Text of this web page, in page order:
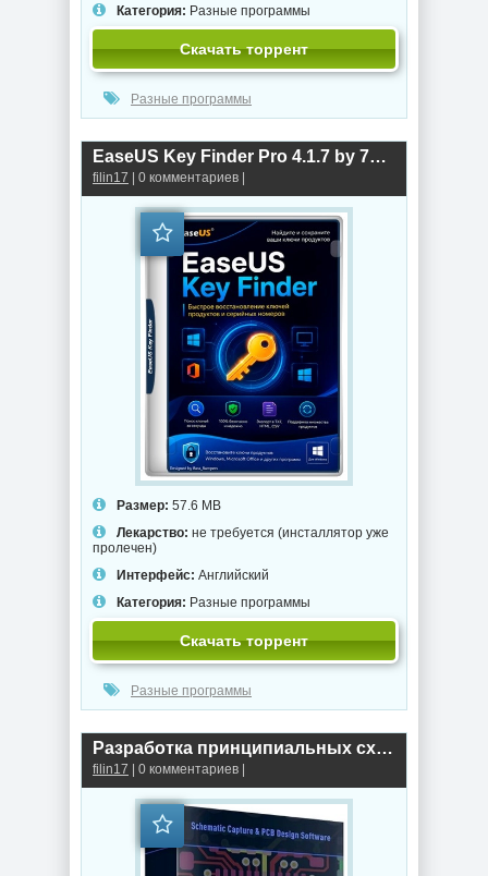
Категория: Разные программы
Скачать торрент
Разные программы
EaseUS Key Finder Pro 4.1.7 by 7997
filin17 | 0 комментариев |
Размер: 57.6 MB
Лекарство: не требуется (инсталлятор уже
пролечен)
Интерфейс: Английский
Категория: Разные программы
Скачать торрент
Разные программы
Разработка принципиальных схем KiCad 10.0.5
filin17 | 0 комментариев |